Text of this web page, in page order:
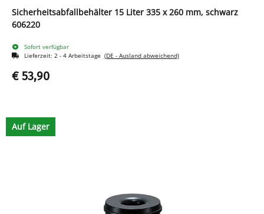
Sicherheitsabfallbehälter 15 Liter 335 x 260 mm, schwarz
606220
Sofort verfügbar
Lieferzeit: 2 - 4 Arbeitstage (DE - Ausland abweichend)
€ 53,90
Auf Lager